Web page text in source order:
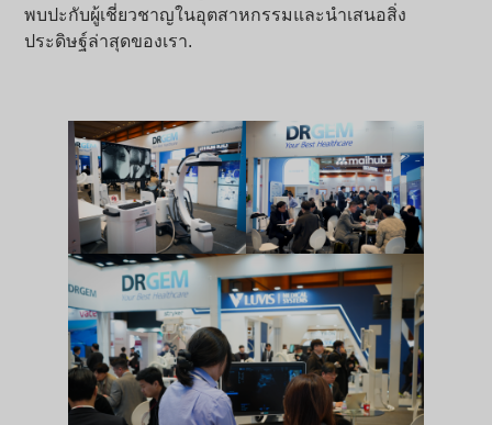
พบปะกับผู้เชี่ยวชาญในอุตสาหกรรมและนำเสนอสิ่ง
ประดิษฐ์ล่าสุดของเรา.